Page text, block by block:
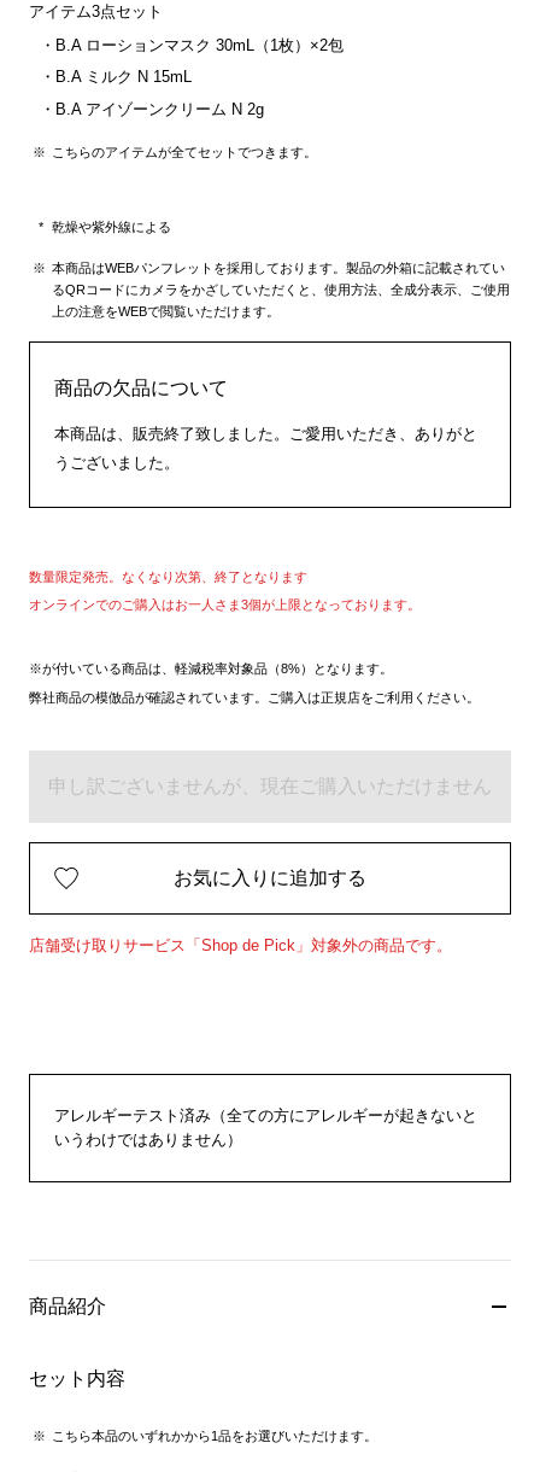
アイテム3点セット
B.A ローションマスク 30mL（1枚）×2包
B.A ミルク N 15mL
B.A アイゾーンクリーム N 2g
こちらのアイテムが全てセットでつきます。
乾燥や紫外線による
本商品はWEBパンフレットを採用しております。製品の外箱に記載されてい
るQRコードにカメラをかざしていただくと、使用方法、全成分表示、ご使用
上の注意をWEBで閲覧いただけます。
商品の欠品について
本商品は、販売終了致しました。ご愛用いただき、ありがと
うございました。
数量限定発売。なくなり次第、終了となります
オンラインでのご購入はお一人さま3個が上限となっております。
※が付いている商品は、軽減税率対象品（8%）となります。
弊社商品の模倣品が確認されています。ご購入は正規店をご利用ください。
申し訳ございませんが、現在ご購入いただけません
お気に入りに追加する
店舗受け取りサービス「Shop de Pick」対象外の商品です。
アレルギーテスト済み（全ての方にアレルギーが起きないと
いうわけではありません）
商品紹介
セット内容
こちら本品のいずれかから1品をお選びいただけます。